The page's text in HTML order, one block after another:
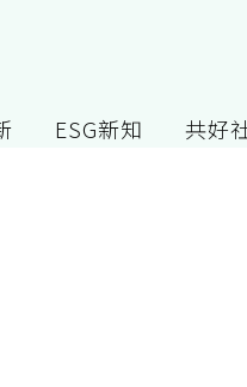
ESG新知 共好